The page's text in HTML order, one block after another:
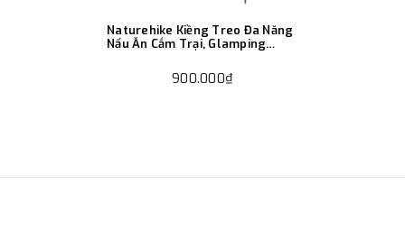
Naturehike Kiềng Treo Đa Năng
Nấu Ăn Cắm Trại, Glamping
900.000₫